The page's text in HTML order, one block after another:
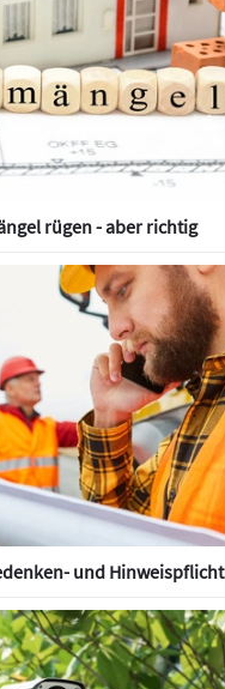
rügen - aber richtig
und Hinweispflicht